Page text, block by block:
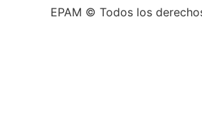
EPAM © Todos los